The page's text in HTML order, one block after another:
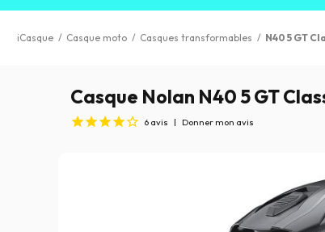
iCasque / Casque moto / Casques transformables / N40 5 GT
Casque Nolan N40 5 GT
6 avis | Donner mon avis